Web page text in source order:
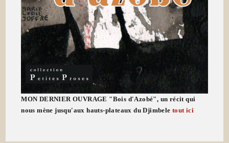
MON DERNIER OUVRAGE "Bois d'Azobé", un récit qui
nous mène jusqu'aux hauts-plateaux du Djimbeletout ici